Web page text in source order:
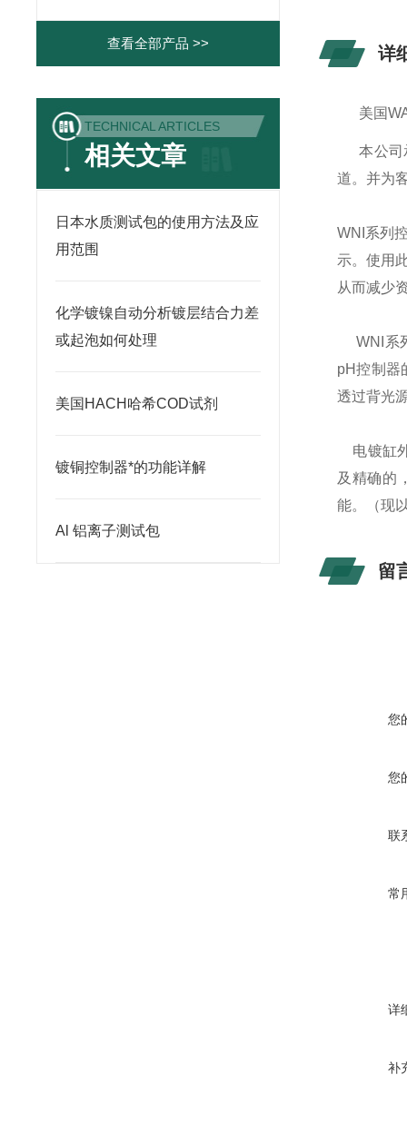
查看全部产品 >>
TECHNICAL ARTICLES
相关文章
日本水质测试包的使用方法及应
用范围
化学镀镍自动分析镀层结合力差
或起泡如何处理
美国HACH哈希COD试剂
镀铜控制器*的功能详解
Al 铝离子测试包
详
美国
本公司
道。并为
WNI 系列
示。使用
从而减少
WNI 系
pH控制器
透过背光
电镀缸
及精确的
能。（现
留
您
您
联
常
详
补